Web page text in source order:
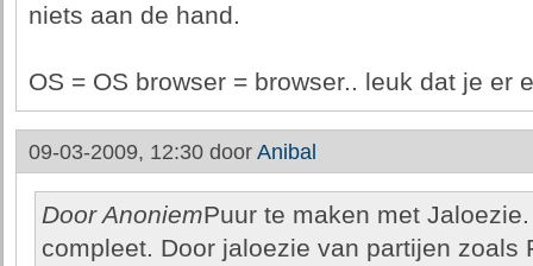
niets aan de hand.
OS = OS browser = browser.. leuk dat je er
09-03-2009, 12:30 door Anibal
Door AnoniemPuur te maken met
compleet. Door jaloezie van partijen zoals